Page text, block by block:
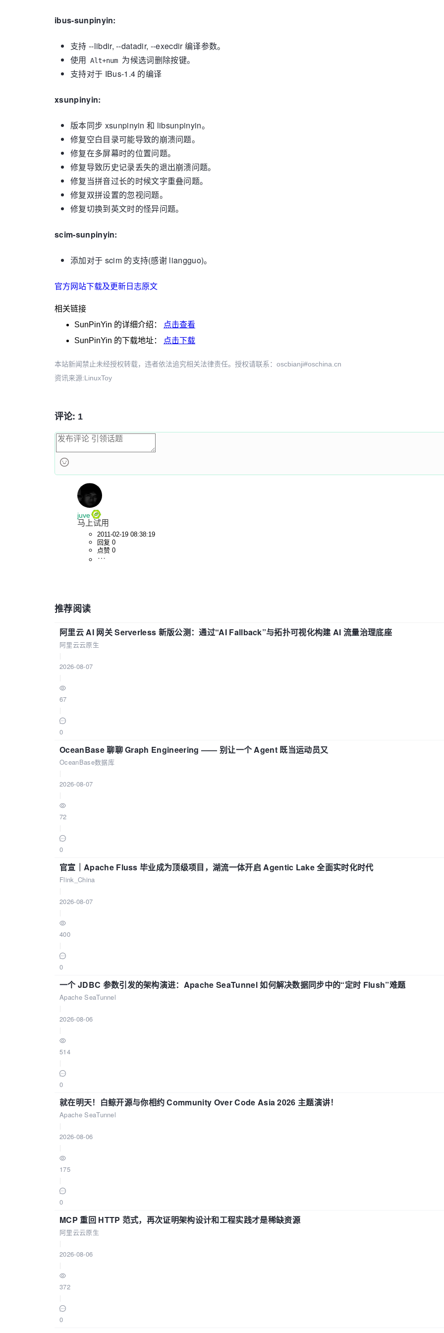
ibus-sunpinyin:
支持 --libdir, --datadir, --execdir 编译参数。
使用 Alt+num 为候选词删除按键。
支持对于 IBus-1.4 的编译
xsunpinyin:
版本同步 xsunpinyin 和 libsunpinyin。
修复空白目录可能导致的崩溃问题。
修复在多屏幕时的位置问题。
修复导致历史记录丢失的退出崩溃问题。
修复当拼音过长的时候文字重叠问题。
修复双拼设置的忽视问题。
修复切换到英文时的怪异问题。
scim-sunpinyin:
添加对于 scim 的支持(感谢 liangguo)。
官方网站下载及更新日志原文
相关链接
SunPinYin 的详细介绍：
点击查看
SunPinYin 的下载地址： 点击下载
本站新闻禁止未经授权转载，违者依法追究相关法律责任。授权请联系：oscbianji#oschina.cn
资讯来源:LinuxToy
评论: 1
juve
马上试用
2011-02-19 08:38:19
回复 0
点赞 0
推荐阅读
阿里云 AI 网关 Serverless 新版公测：通过“AI Fallback”与拓扑可视化构建 AI 流量治理底座
阿里云云原生
2026-08-07
67
0
OceanBase 聊聊 Graph Engineering —— 别让一个 Agent 既当运动员又
OceanBase数据库
2026-08-07
72
0
官宣｜Apache Fluss 毕业成为顶级项目，湖流一体开启 Agentic Lake 全面实时化时代
Flink_China
2026-08-07
400
0
一个 JDBC 参数引发的架构演进：Apache SeaTunnel 如何解决数据同步中的“定时 Flush”难题
Apache SeaTunnel
2026-08-06
514
0
就在明天！白鲸开源与你相约 Community Over Code Asia 2026 主题演讲！
Apache SeaTunnel
2026-08-06
175
0
MCP 重回 HTTP 范式，再次证明架构设计和工程实践才是稀缺资源
阿里云云原生
2026-08-06
372
0